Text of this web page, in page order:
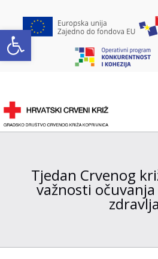
Open toolbar
Tjedan Crvenog
važnosti
zdravlja